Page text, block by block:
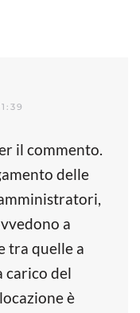
il commento.
delle
a
tra quelle a
carico del
è